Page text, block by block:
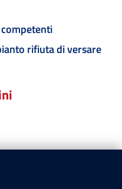
rifiuta di versare